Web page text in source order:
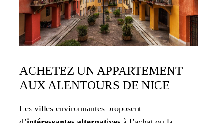
ACHETEZ UN APPARTEMENT
AUX ALENTOURS DE NICE
Les villes environnantes proposent